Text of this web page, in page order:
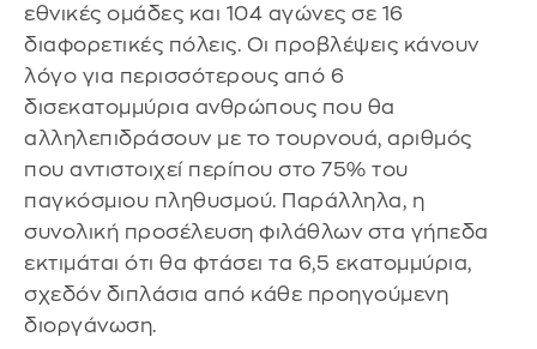
εθνικές ομάδες και 104 αγώνες σε 16
διαφορετικές πόλεις. Οι προβλέψεις κάνουν
λόγο για περισσότερους από 6
δισεκατομμύρια ανθρώπους που θα
αλληλεπιδράσουν με το τουρνουά, αριθμός
που αντιστοιχεί περίπου στο 75% του
παγκόσμιου πληθυσμού. Παράλληλα, η
συνολική προσέλευση φιλάθλων στα γήπεδα
εκτιμάται ότι θα φτάσει τα 6,5 εκατομμύρια,
σχεδόν διπλάσια από κάθε προηγούμενη
διοργάνωση.